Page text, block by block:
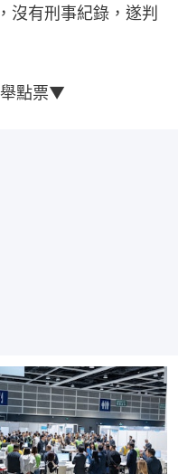
沒有刑事紀錄，遂判
點票▼